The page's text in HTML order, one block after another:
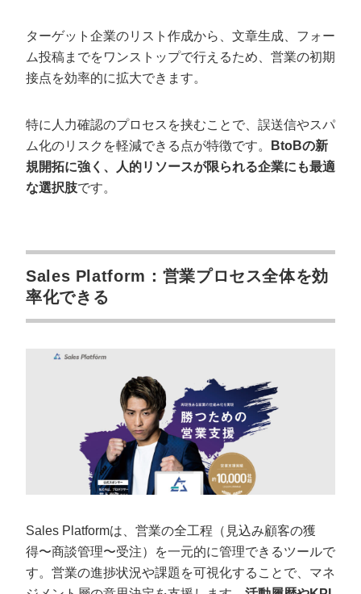
ターゲット企業のリスト作成から、文章生成、フォー
ム投稿までをワンストップで行えるため、営業の初期
接点を効率的に拡大できます。
特に人力確認のプロセスを挟むことで、誤送信やスパ
ム化のリスクを軽減できる点が特徴です。
BtoBの新
規開拓に強く、人的リソースが限られる企業にも最適
な選択肢です。
Sales Platform：営業プロセス全体を効
率化できる
Sales Platformは、営業の全工程（見込み顧客の獲
得〜商談管理〜受注）を一元的に管理できるツールで
す。営業の進捗状況や課題を可視化することで、マネ